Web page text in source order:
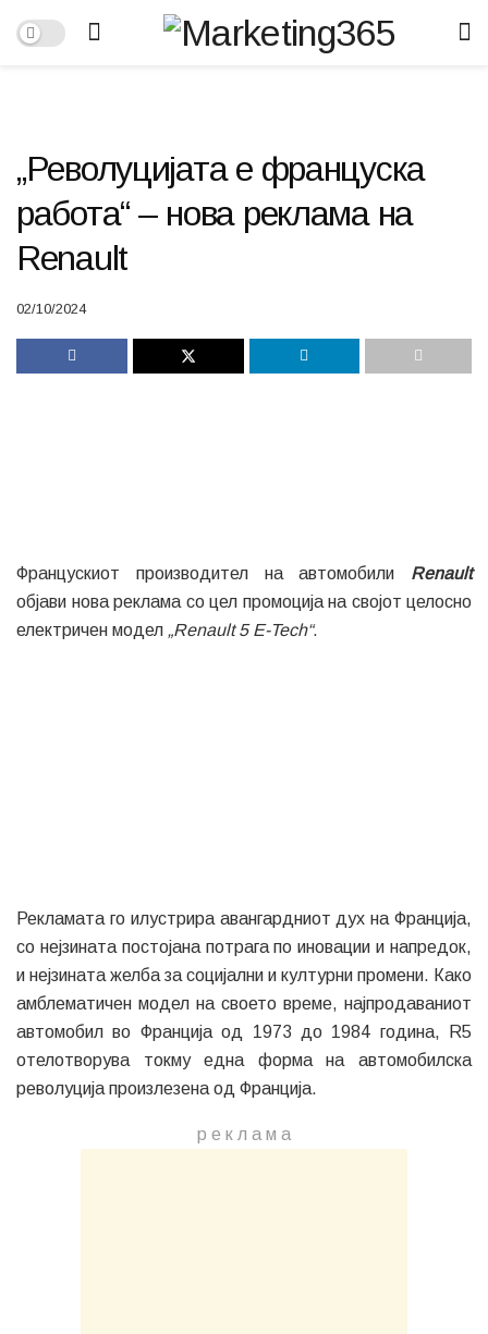
„Револуцијата е француска
работа“ – нова реклама на
Renault
02/10/2024
Францускиот производител на автомобили Renault
објави нова реклама со цел промоција на својот целосно
електричен модел „Renault 5 E-Tech“.
Рекламата го илустрира авангардниот дух на Франција,
со нејзината постојана потрага по иновации и напредок,
и нејзината желба за социјални и културни промени. Како
амблематичен модел на своето време, најпродаваниот
автомобил во Франција од 1973 до 1984 година, R5
отелотворува токму една форма на автомобилска
револуција произлезена од Франција.
р е к л а м a